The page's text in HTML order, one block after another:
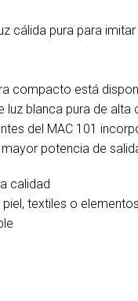
cálida pura para
compacto está
luz blanca pura de
del MAC 101
potencia de
calidad
textiles o